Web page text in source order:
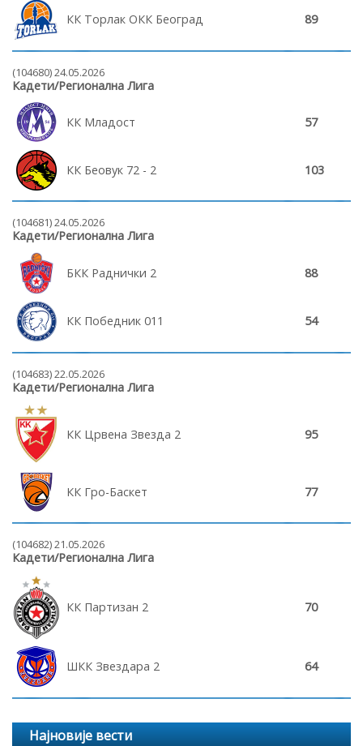
КК Торлак ОКК Београд 89
(104680) 24.05.2026
Кадети/Регионална Лига
КК Младост 57
КК Беовук 72 - 2 103
(104681) 24.05.2026
Кадети/Регионална Лига
БКК Раднички 2 88
КК Победник 011 54
(104683) 22.05.2026
Кадети/Регионална Лига
КК Црвена Звезда 2 95
КК Гро-Баскет 77
(104682) 21.05.2026
Кадети/Регионална Лига
КК Партизан 2 70
ШКК Звездара 2 64
Најновије вести